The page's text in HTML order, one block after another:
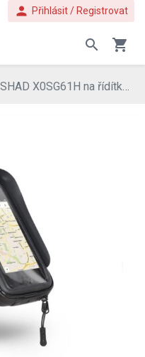
person Přihlásit / Registrovat
search shopping_cart
X0SG61H na řídítka 6